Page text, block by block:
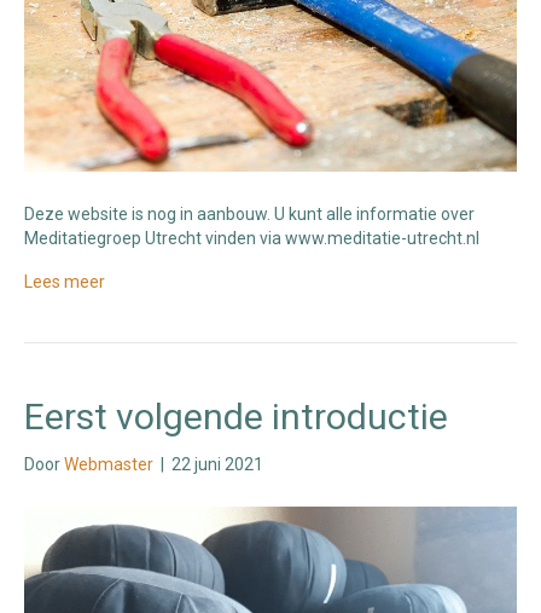
Deze website is nog in aanbouw. U kunt alle informatie over
Meditatiegroep Utrecht vinden via www.meditatie-utrecht.nl
Lees meer
Eerst volgende introductie
DoorWebmaster 22 juni 2021